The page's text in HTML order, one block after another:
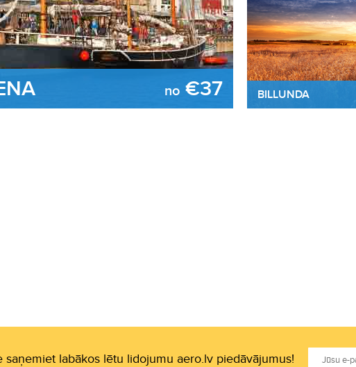
no €37 BILLUNDA
saņemiet labākos lētu lidojumu aero.lv piedāvājumus!